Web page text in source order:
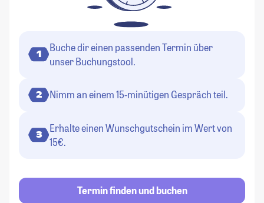
1
Buche dir einen passenden Termin über
unser Buchungstool.
2 Nimm an einem 15-minütigen Gespräch teil.
3
Erhalte einen Wunschgutschein im Wert von
15€.
Termin finden und buchen